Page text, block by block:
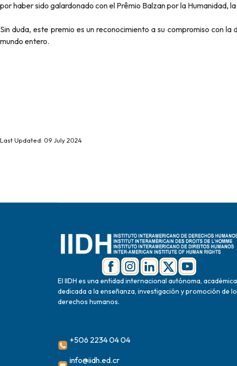
por haber sido galardonado con el Prêmio Balzan por la Humanidad,
Sin duda, este premio es un reconocimiento a su compromiso con
mundo entero.
Last Updated: 09 July 2024
El IIDH es una entidad internacional autónoma,
dedicada a la enseñanza, investigación y promoción de
derechos humanos.
+506 2234 04 04
info@iidh.ed.cr